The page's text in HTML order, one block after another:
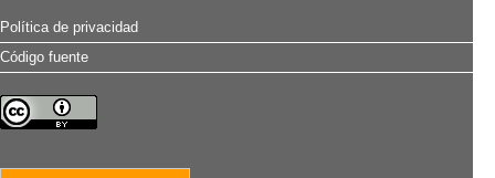
Política de privacidad
Código fuente